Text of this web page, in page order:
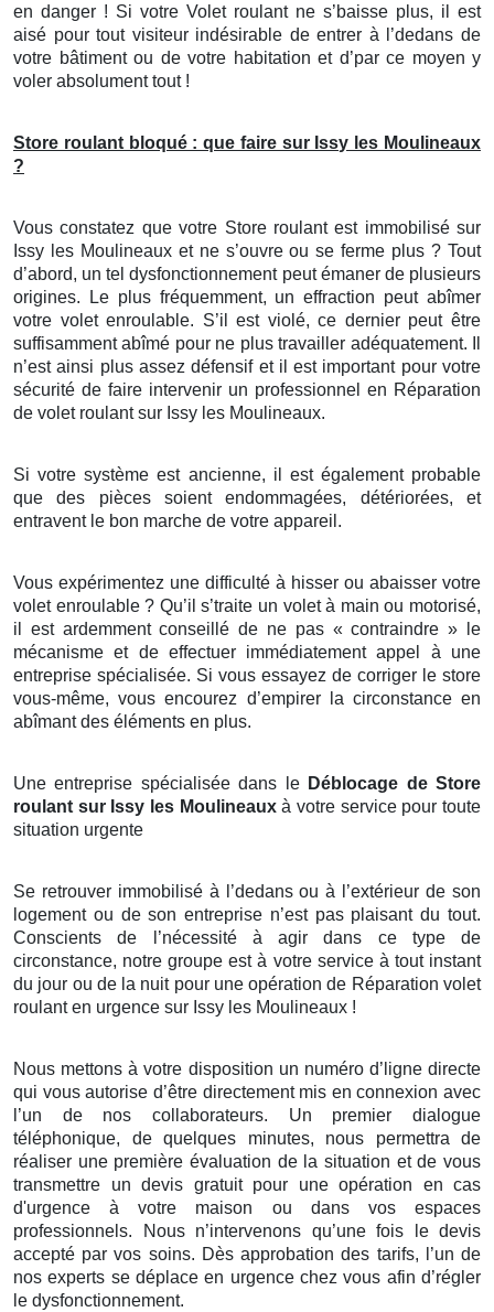
en danger ! Si votre Volet roulant ne s’baisse plus, il est
aisé pour tout visiteur indésirable de entrer à l’dedans de
votre bâtiment ou de votre habitation et d’par ce moyen y
voler absolument tout !
Store roulant bloqué : que faire sur Issy les Moulineaux
?
Vous constatez que votre Store roulant est immobilisé sur
Issy les Moulineaux et ne s’ouvre ou se ferme plus ? Tout
d’abord, un tel dysfonctionnement peut émaner de plusieurs
origines. Le plus fréquemment, un effraction peut abîmer
votre volet enroulable. S’il est violé, ce dernier peut être
suffisamment abîmé pour ne plus travailler adéquatement. Il
n’est ainsi plus assez défensif et il est important pour votre
sécurité de faire intervenir un professionnel en Réparation
de volet roulant sur Issy les Moulineaux.
Si votre système est ancienne, il est également probable
que des pièces soient endommagées, détériorées, et
entravent le bon marche de votre appareil.
Vous expérimentez une difficulté à hisser ou abaisser votre
volet enroulable ? Qu’il s’traite un volet à main ou motorisé,
il est ardemment conseillé de ne pas « contraindre » le
mécanisme et de effectuer immédiatement appel à une
entreprise spécialisée. Si vous essayez de corriger le store
vous-même, vous encourez d’empirer la circonstance en
abîmant des éléments en plus.
Une entreprise spécialisée dans le Déblocage de Store
roulant sur Issy les Moulineauxà votre service pour toute
situation urgente
Se retrouver immobilisé à l’dedans ou à l’extérieur de son
logement ou de son entreprise n’est pas plaisant du tout.
Conscients de l’nécessité à agir dans ce type de
circonstance, notre groupe est à votre service à tout instant
du jour ou de la nuit pour une opération de Réparation volet
roulant en urgence sur Issy les Moulineaux !
Nous mettons à votre disposition un numéro d’ligne directe
qui vous autorise d’être directement mis en connexion avec
l’un de nos collaborateurs. Un premier dialogue
téléphonique, de quelques minutes, nous permettra de
réaliser une première évaluation de la situation et de vous
transmettre un devis gratuit pour une opération en cas
d'urgence à votre maison ou dans vos espaces
professionnels. Nous n’intervenons qu’une fois le devis
accepté par vos soins. Dès approbation des tarifs, l’un de
nos experts se déplace en urgence chez vous afin d’régler
le dysfonctionnement.